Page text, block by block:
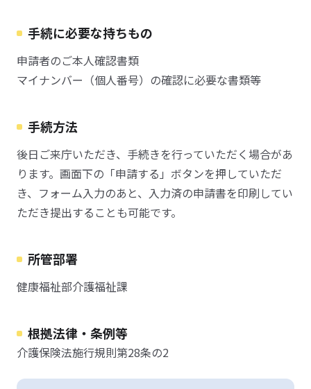
手続に必要な持ちもの
申請者のご本人確認書類
マイナンバー（個人番号）の確認に必要な書類等
手続方法
後日ご来庁いただき、手続きを行っていただく場合があ
ります。画面下の「申請する」ボタンを押していただ
き、フォーム入力のあと、入力済の申請書を印刷してい
ただき提出することも可能です。
所管部署
健康福祉部介護福祉課
根拠法律・条例等
介護保険法施行規則第28条の2